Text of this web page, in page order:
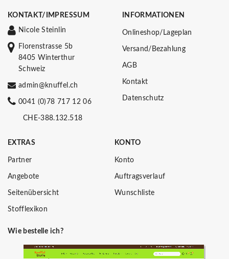
KONTAKT/IMPRESSUM
Nicole Steinlin
Florenstrasse 5b
8405 Winterthur
Schweiz
admin@knuffel.ch
0041 (0)78 717 12 06
CHE-388.132.518
INFORMATIONEN
Onlineshop/Lageplan
Versand/Bezahlung
AGB
Kontakt
Datenschutz
EXTRAS
Partner
Angebote
Seitenübersicht
Stofflexikon
KONTO
Konto
Auftragsverlauf
Wunschliste
Wie bestelle ich?